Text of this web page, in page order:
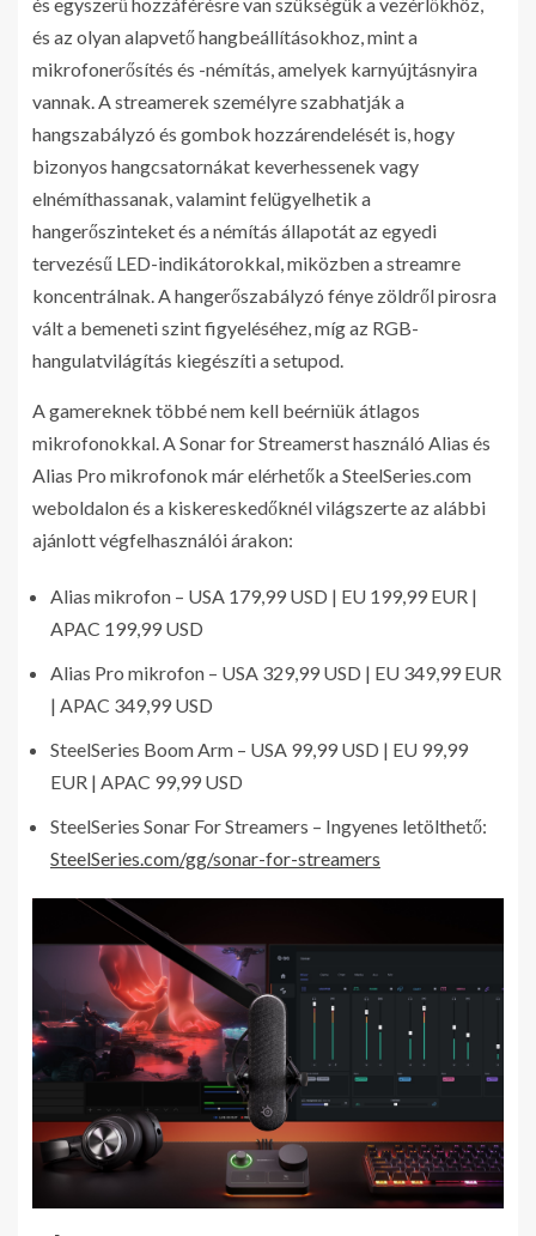
és az olyan alapvető hangbeállításokhoz, mint a
mikrofonerősítés és -némítás, amelyek karnyújtásnyira
vannak. A streamerek személyre szabhatják a
hangszabályzó és gombok hozzárendelését is, hogy
bizonyos hangcsatornákat keverhessenek vagy
elnémíthassanak, valamint felügyelhetik a
hangerőszinteket és a némítás állapotát az egyedi
tervezésű LED-indikátorokkal, miközben a streamre
koncentrálnak. A hangerőszabályzó fénye zöldről pirosra
vált a bemeneti szint figyeléséhez, míg az RGB-
hangulatvilágítás kiegészíti a setupod.
A gamereknek többé nem kell beérniük átlagos
mikrofonokkal. A Sonar for Streamerst használó Alias és
Alias Pro mikrofonok már elérhetők a SteelSeries.com
weboldalon és a kiskereskedőknél világszerte az alábbi
ajánlott végfelhasználói árakon:
Alias mikrofon – USA 179,99 USD | EU 199,99 EUR |
APAC 199,99 USD
Alias Pro mikrofon – USA 329,99 USD | EU 349,99 EUR
| APAC 349,99 USD
SteelSeries Boom Arm – USA 99,99 USD | EU 99,99
EUR | APAC 99,99 USD
SteelSeries Sonar For Streamers – Ingyenes letölthető:
SteelSeries.com/gg/sonar-for-streamers